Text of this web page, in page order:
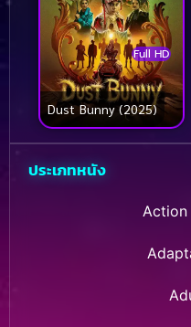
Full HD
Dust Bunny (2025)
ประเภทหนัง
Action